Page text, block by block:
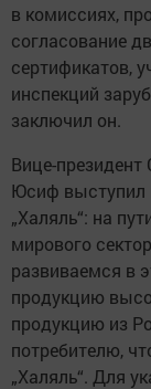
в комиссиях,
согласование
сертификатов,
инспекций
заключил он.
Вице-
Юсиф выступил
„Халяль“: на
мирового
развиваемся в
продукцию
продукцию из
потребителю,
„Халяль“. Для